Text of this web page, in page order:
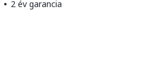
• 2 év garancia